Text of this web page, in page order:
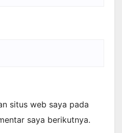
situs web saya pada
saya berikutnya.